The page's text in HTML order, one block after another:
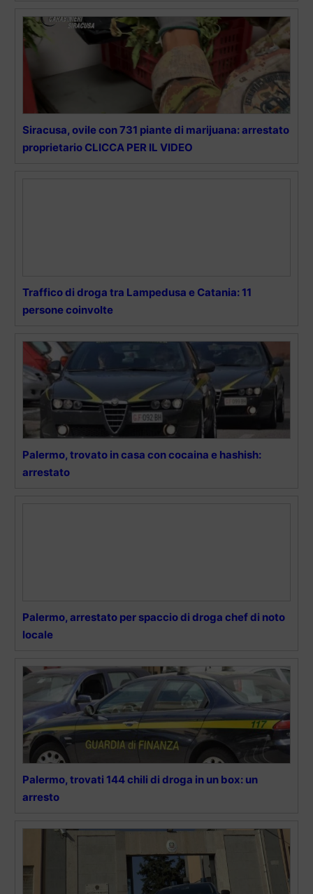
Siracusa, ovile con 731 piante di marijuana: arrestato
proprietario CLICCA PER IL VIDEO
Traffico di droga tra Lampedusa e Catania: 11
persone coinvolte
Palermo, trovato in casa con cocaina e hashish:
arrestato
Palermo, arrestato per spaccio di droga chef di noto
locale
Palermo, trovati 144 chili di droga in un box: un
arresto